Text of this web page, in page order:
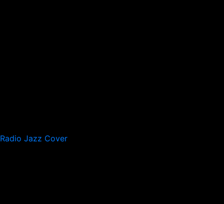
Radio Jazz Cover